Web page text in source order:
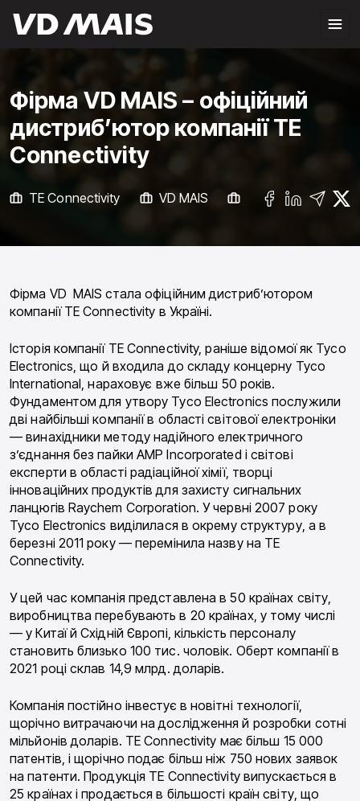
Фірма VD MAIS – офіційний
дистриб’ютор компанії TE
Connectivity
TE Connectivity VD MAIS ВСЕ НОВОСТИ
Фірма VD MAIS стала офіційним дистриб’ютором
компанії TE Connectivity в Україні.
Історія компанії TE Connectivity, раніше відомої як Tyco
Electronics, що й входила до складу концерну Tyco
International, нараховує вже більш 50 років.
Фундаментом для утвору Tyco Electronics послужили
дві найбільші компанії в області світової електроніки
— винахідники методу надійного електричного
з’єднання без пайки AMP Incorporated і світові
експерти в області радіаційної хімії, творці
інноваційних продуктів для захисту сигнальних
ланцюгів Raychem Corporation. У червні 2007 року
Tyco Electronics виділилася в окрему структуру, а в
березні 2011 року — перемінила назву на TE
Connectivity.
У цей час компанія представлена в 50 країнах світу,
виробництва перебувають в 20 країнах, у тому числі
— у Китаї й Східній Європі, кількість персоналу
становить близько 100 тис. чоловік. Оберт компанії в
2021 році склав 14,9 млрд. доларів.
Компанія постійно інвестує в новітні технології,
щорічно витрачаючи на дослідження й розробки сотні
мільйонів доларів. TE Connectivity має більш 15 000
патентів, і щорічно подає більш ніж 750 нових заявок
на патенти. Продукція TE Connectivity випускається в
25 країнах і продається в більшості країн світу, що